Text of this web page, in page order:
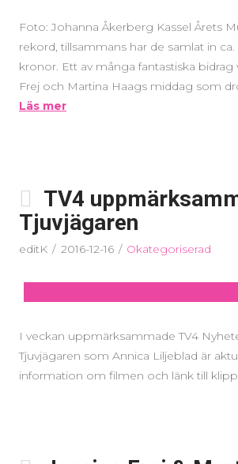
Foto: Johanna Åkerberg Kassel Årets
rekord, tillsammans har de samlat in
kronor. Ett av många fantastiska bidrag
Frej och Martina Haags middag som
Läs mer
TV4
Tjuvjägaren
editK 2016-12-16 Okategoriserad
I veckan uppmärksammade TV4
Tjuvjägaren som Annica Liljeblad är
information om filmen och länk till